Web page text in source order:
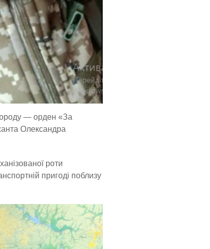
— орден «За
Олександра
роти
пригоді поблизу